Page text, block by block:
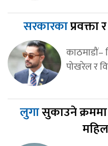
सरकारका
काठमाडौं–
पोखरेल र
लुगासुकाउने